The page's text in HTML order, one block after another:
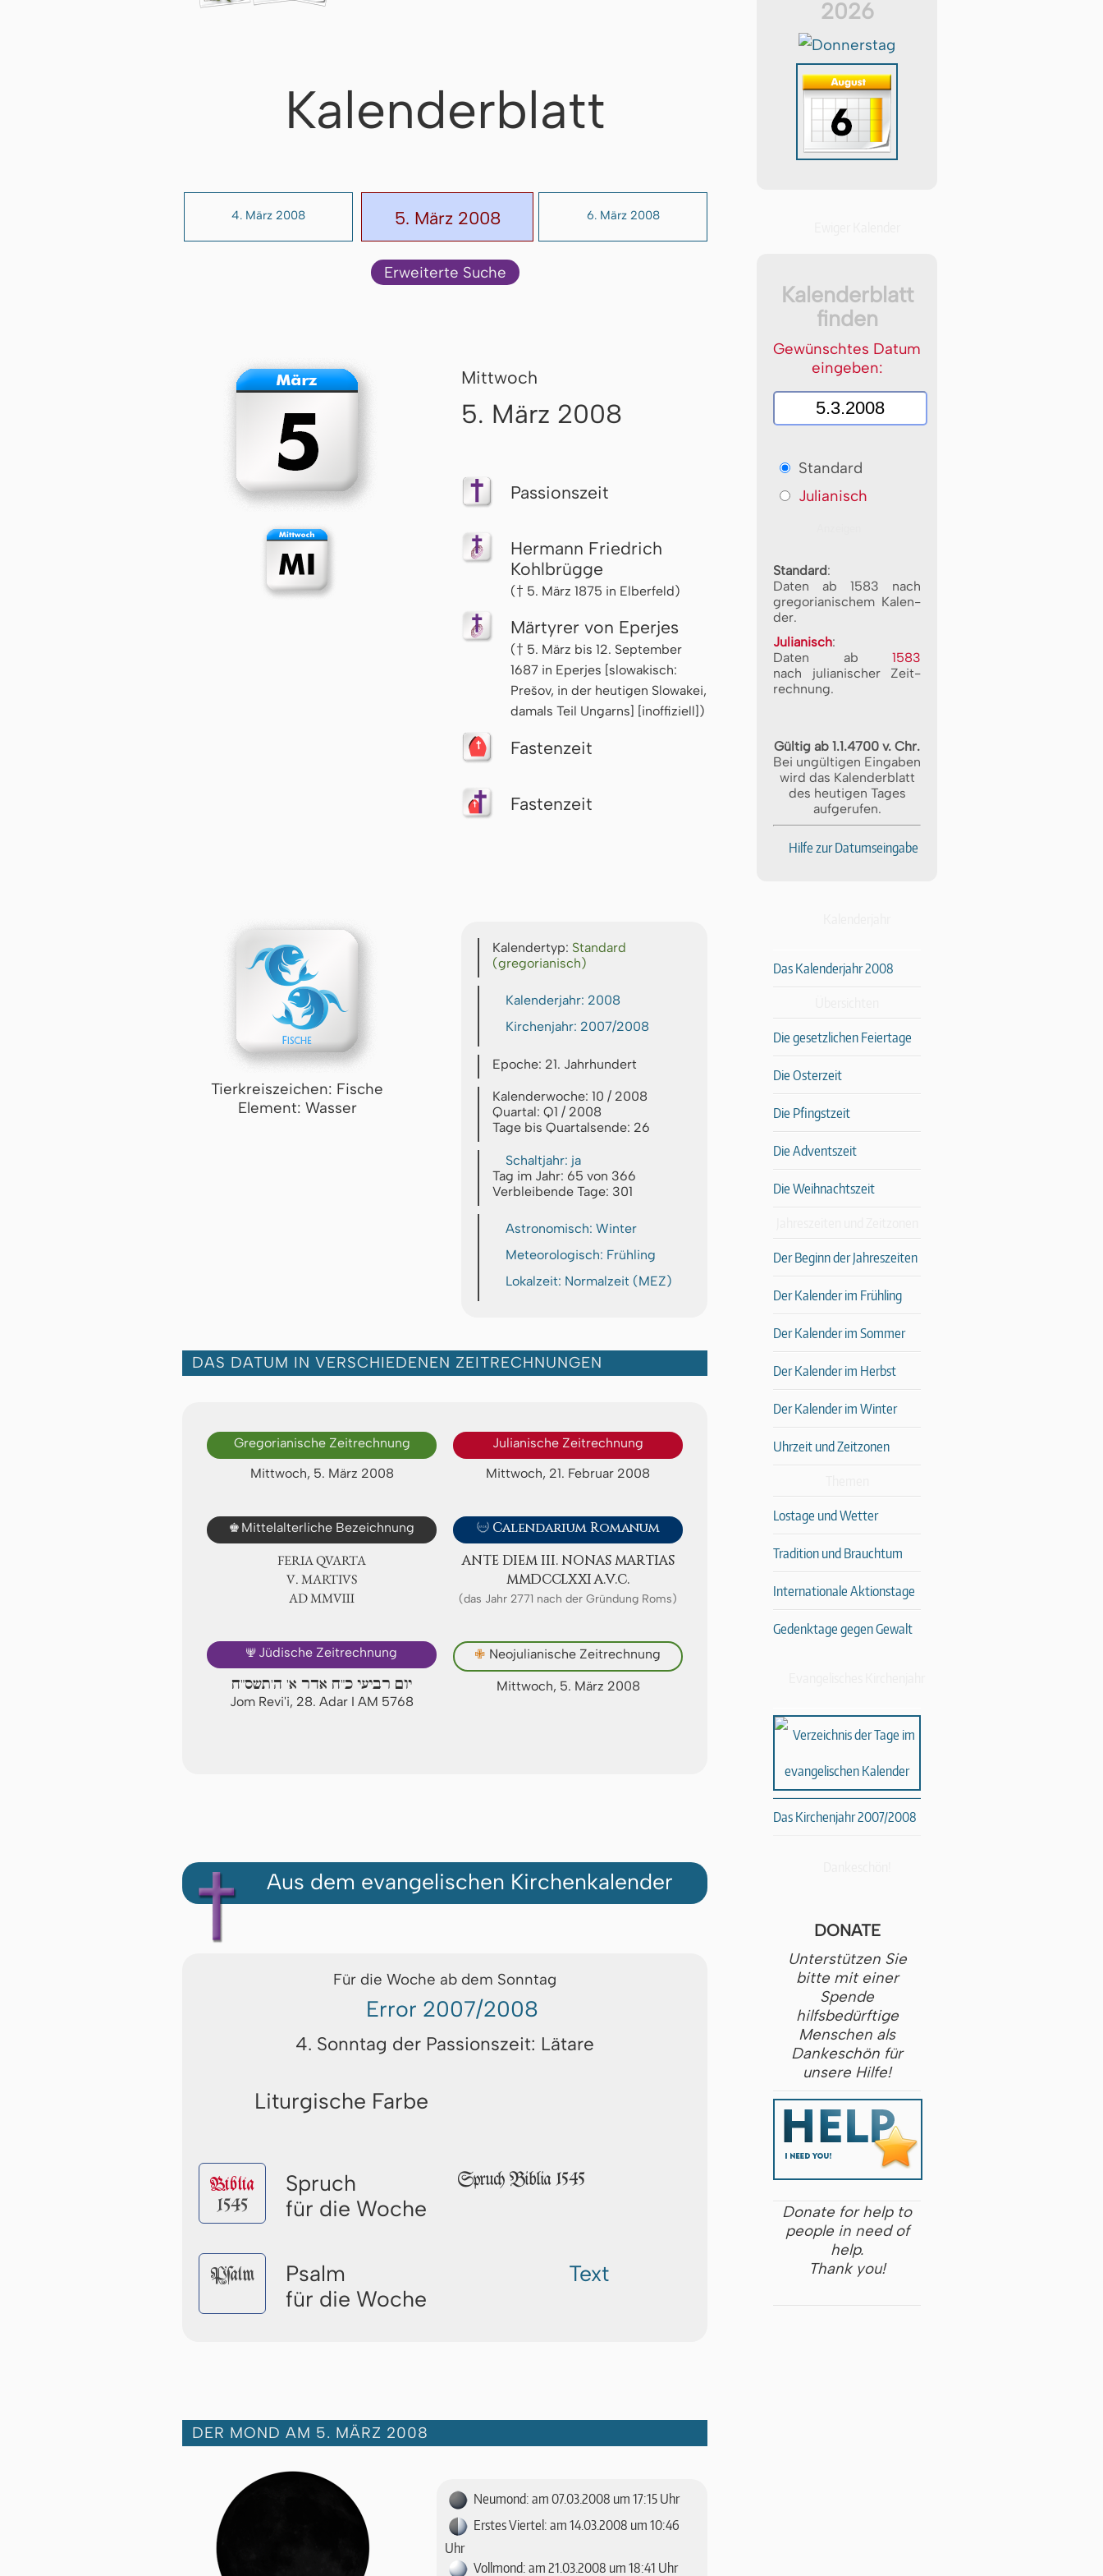
Kalenderblatt
4. März 2008 5. März 2008 6. März 2008
Erweiterte Suche
Mittwoch
5. März 2008
Passionszeit
Hermann Friedrich
Kohl­brüg­ge
(† 5. März 1875 in Elberfeld)
Märtyrer von Eperjes
(† 5. März bis 12. September
1687 in Eperjes [slowakisch:
Prešov, in der heutigen Slowakei,
damals Teil Ungarns] [inoffiziell])
Fastenzeit
Fastenzeit
Tierkreiszeichen: Fische
Element: Wasser
Kalendertyp: Standard
(gregorianisch)
Kalenderjahr: 2008
Kirchenjahr: 2007/2008
Epoche: 21. Jahrhundert
Kalenderwoche: 10 / 2008
Quartal: Q1 / 2008
Tage bis Quartalsende: 26
Schaltjahr: ja
Tag im Jahr: 65 von 366
Verbleibende Tage: 301
Astronomisch: Winter
Meteorologisch: Frühling
Lokalzeit: Normalzeit (MEZ)
DAS DATUM IN VERSCHIEDENEN ZEITRECHNUNGEN
Gregorianische Zeitrechnung
Mittwoch, 5. März 2008
Julianische Zeitrechnung
Mittwoch, 21. Februar 2008
♚ Mittelalterliche Bezeichnung
FERIA QUARTA
Ⅴ. MARTIVS
AD ⅯⅯⅧ
 Calendarium Romanum
ANTE DIEM III. NONAS MAR­TI­AS
ⅯⅯⅮⅭⅭⅬⅩⅪ A.V.C.
(das Jahr 2771 nach der Gründung Roms)
🕎 Jüdische Zeitrechnung
יום רביעי כ"ח אדר א' ה'תשס"ח
Jom Revi'i, 28. Adar I AM 5768
✙ Neojulianische Zeitrechnung
Mittwoch, 5. März 2008
Aus dem evangelischen Kirchenkalender
Für die Woche ab dem Sonntag
Error 2007/2008
4. Sonntag der Passionszeit: Lätare
Liturgische Farbe
Biblia
1545
Spruch
für die Woche
Spruch Biblia 1545
Pſalm
Psalm
für die Woche
Text
DER MOND AM 5. MÄRZ 2008
Neumond: am 07.03.2008 um 17:15 Uhr
Erstes Viertel: am 14.03.2008 um 10:46
Uhr
Vollmond: am 21.03.2008 um 18:41 Uhr
2026
Kalenderblatt
finden
Gewünschtes Datum
eingeben:
Standard
Julianisch
Standard:
Daten ab 1583 nach
gre­go­ri­a­ni­schem Ka­len­
der.
Julianisch:
Daten ab 1583
nach ju­li­a­ni­scher Zeit­
rech­nung.
Gültig ab 1.1.4700 v. Chr.
Bei ungültigen Eingaben
wird das Kalenderblatt
des heutigen Tages
aufgerufen.
Hilfe zur Datumseingabe
Das Kalenderjahr 2008
Die gesetzlichen Feiertage
Die Osterzeit
Die Pfingstzeit
Die Adventszeit
Die Weihnachtszeit
Der Beginn der Jahreszeiten
Der Kalender im Frühling
Der Kalender im Sommer
Der Kalender im Herbst
Der Kalender im Winter
Uhrzeit und Zeitzonen
Lostage und Wetter
Tradition und Brauchtum
Internationale Aktionstage
Gedenktage gegen Gewalt
Das Kirchenjahr 2007/2008
DONATE
Unterstützen Sie
bitte mit einer
Spende
hilfsbedürftige
Menschen als
Dankeschön für
unsere Hilfe!
Donate for help to
people in need of
help.
Thank you!